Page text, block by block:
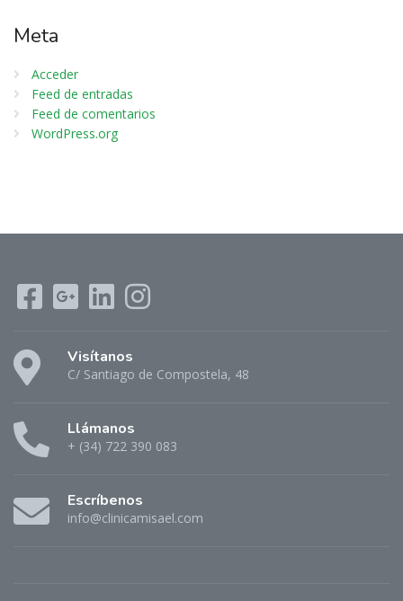
Meta
Acceder
Feed de entradas
Feed de comentarios
WordPress.org
Visítanos
C/ Santiago de Compostela, 48
Llámanos
+ (34) 722 390 083
Escríbenos
info@clinicamisael.com